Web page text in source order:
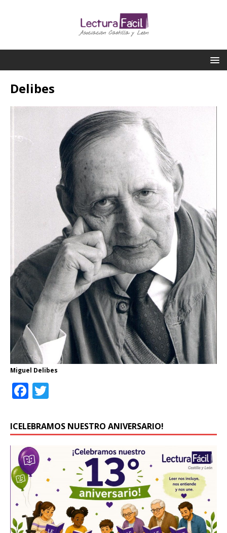
Delibes
Miguel Delibes
F
c
e
b
o
o
k
it
te
r
ICELEBRAMOS NUESTRO ANIVERSARIO!